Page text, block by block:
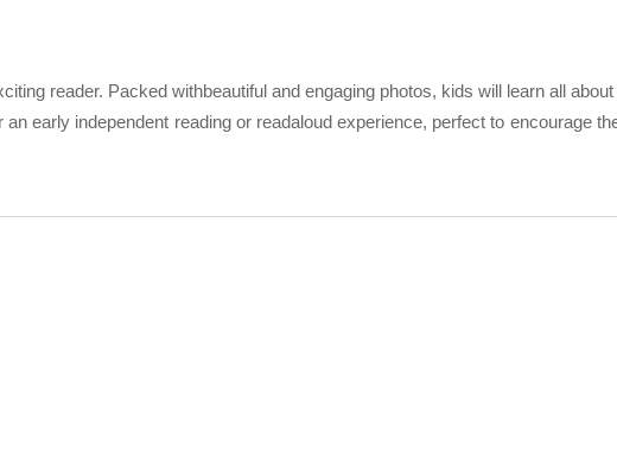
reader. Packed withbeautiful and engaging photos, kids will learn all
early independent reading or readaloud experience, perfect to encourage